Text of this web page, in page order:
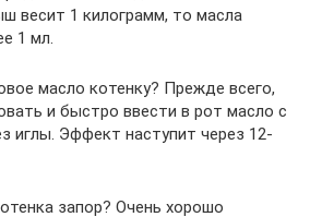
весит 1 килограмм, то масла
1 мл.
масло котенку? Прежде всего,
и быстро ввести в рот масло с
иглы. Эффект наступит через 12-
запор? Очень хорошо